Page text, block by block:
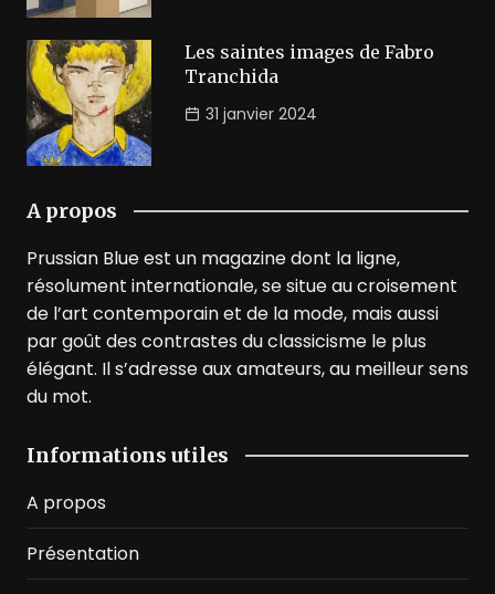
Les saintes images de Fabro
Tranchida
31 janvier 2024
A propos
Prussian Blue est un magazine dont la ligne,
résolument internationale, se situe au croisement
de l’art contemporain et de la mode, mais aussi
par goût des contrastes du classicisme le plus
élégant. Il s’adresse aux amateurs, au meilleur sens
du mot.
Informations utiles
A propos
Présentation